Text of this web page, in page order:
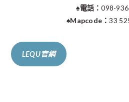
♠︎電話：098-
♠︎Mapcode：33
LEQU官網